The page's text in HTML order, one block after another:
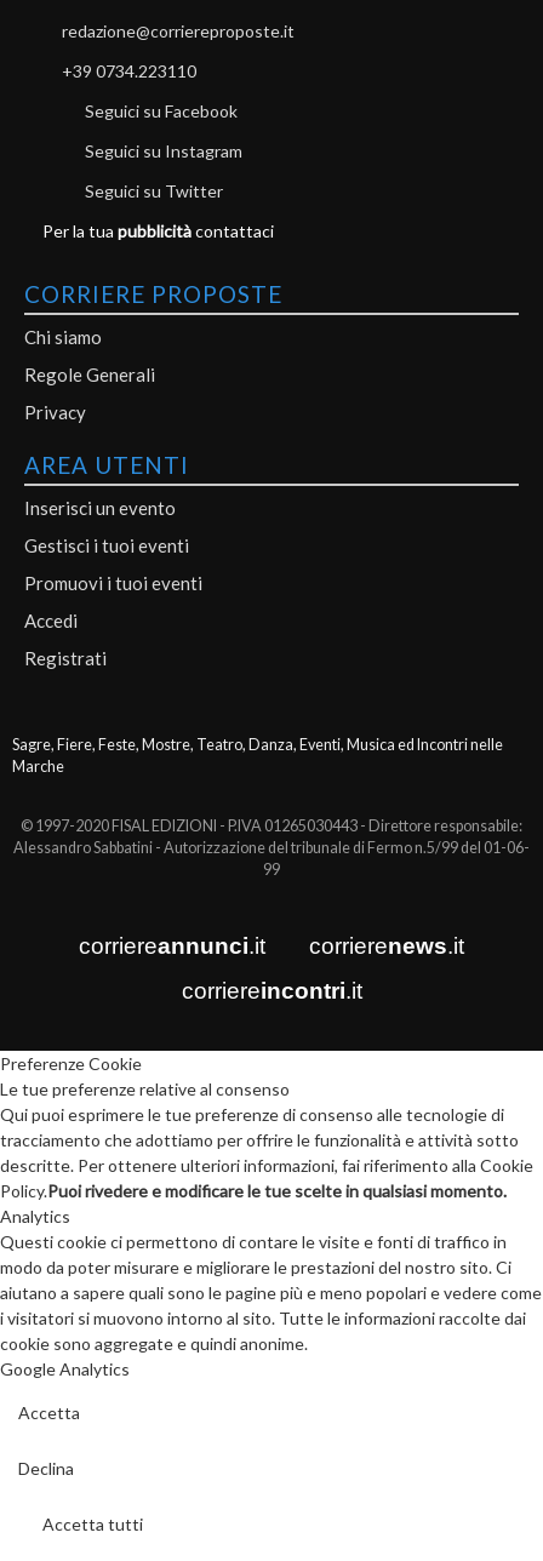
redazione@corriereproposte.it
+39 0734.223110
Seguici su Facebook
Seguici su Instagram
Seguici su Twitter
Per la tua pubblicitàcontattaci
CORRIERE PROPOSTE
Chi siamo
Regole Generali
Privacy
AREA UTENTI
Inserisci un evento
Gestisci i tuoi eventi
Promuovi i tuoi eventi
Accedi
Registrati
Sagre, Fiere, Feste, Mostre, Teatro, Danza, Eventi, Musica ed Incontri nelle
Marche
© 1997-2020 FISAL EDIZIONI - P.IVA 01265030443 - Direttore responsabile:
Alessandro Sabbatini - Autorizzazione del tribunale di Fermo n.5/99 del 01-06-
99
corriereannunci.it corrierenews.it
corriereincontri.it
Preferenze Cookie
Le tue preferenze relative al consenso
Qui puoi esprimere le tue preferenze di consenso alle tecnologie di
tracciamento che adottiamo per offrire le funzionalità e attività sotto
descritte. Per ottenere ulteriori informazioni, fai riferimento alla Cookie
Policy.Puoi rivedere e modificare le tue scelte in qualsiasi momento.
Analytics
Questi cookie ci permettono di contare le visite e fonti di traffico in
modo da poter misurare e migliorare le prestazioni del nostro sito. Ci
aiutano a sapere quali sono le pagine più e meno popolari e vedere come
i visitatori si muovono intorno al sito. Tutte le informazioni raccolte dai
cookie sono aggregate e quindi anonime.
Google Analytics
Accetta
Declina
Accetta tutti